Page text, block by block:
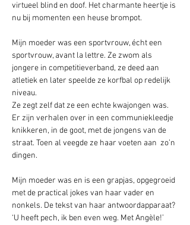
virtueel blind en doof. Het charmante heertje is
nu bij momenten een heuse brompot.
Mijn moeder was een sportvrouw, écht een
sportvrouw, avant la lettre. Ze zwom als
jongere in competitieverband, ze deed aan
atletiek en later speelde ze korfbal op redelijk
niveau.
Ze zegt zelf dat ze een echte kwajongen was.
Er zijn verhalen over in een communiekleedje
knikkeren, in de goot, met de jongens van de
straat. Toen al veegde ze haar voeten aan  zo’n
dingen.
Mijn moeder was en is een grapjas, opgegroeid
met de practical jokes van haar vader en
nonkels. De tekst van haar antwoordapparaat?
‘U heeft pech, ik ben even weg. Met Angèle!’